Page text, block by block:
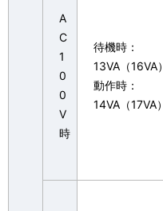
A
C
1
0
0
V
時
待機時：
13VA（16VA）
動作時：
14VA（17VA）